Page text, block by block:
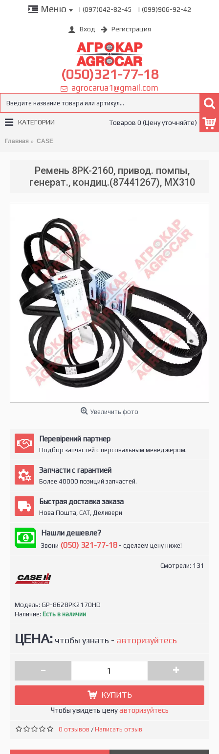
Меню | (097)042-82-45 | (099)906-92-42
Вход Регистрация
(050)321-77-18
agrocarua1@gmail.com
Товаров 0 (Цену уточняйте)
КАТЕГОРИИ
Главная CASE
Ремень 8PK-2160, привод. помпы,
генерат., кондиц.(87441267), MX310
Увеличить фото
Перевірений партнер
Подбор запчастей с персональным менеджером.
Запчасти с гарантией
Более 40000 позиций запчастей.
Быстрая доставка заказа
Нова Пошта, САТ, Деливери
Нашли дешевле?
Звони (050) 321-77-18 - сделаем цену ниже!
Смотрели: 131
Модель: GP-8628PK2170HD
Наличие: Есть в наличии
ЦЕНА: чтобы узнать - авторизуйтесь
- +
КУПИТЬ
Чтобы увидеть ценуавторизуйтесь
0 отзывов /Написать отзыв